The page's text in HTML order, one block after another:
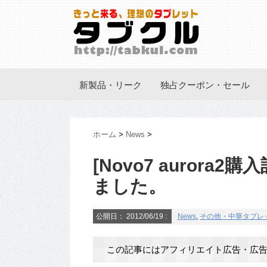
新製品・リーク 独占クーポン・セール
ホーム > News >
[Novo7 aurora2購入
ました。
公開日： 2012/06/19 : News, その他・中華タブレ
この記事にはアフィリエイト広告・広